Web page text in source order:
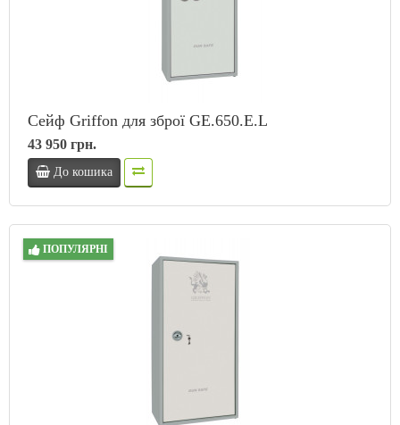
Сейф Griffon для зброї GE.650.E.L
43 950 грн.
До кошика
ПОПУЛЯРНІ